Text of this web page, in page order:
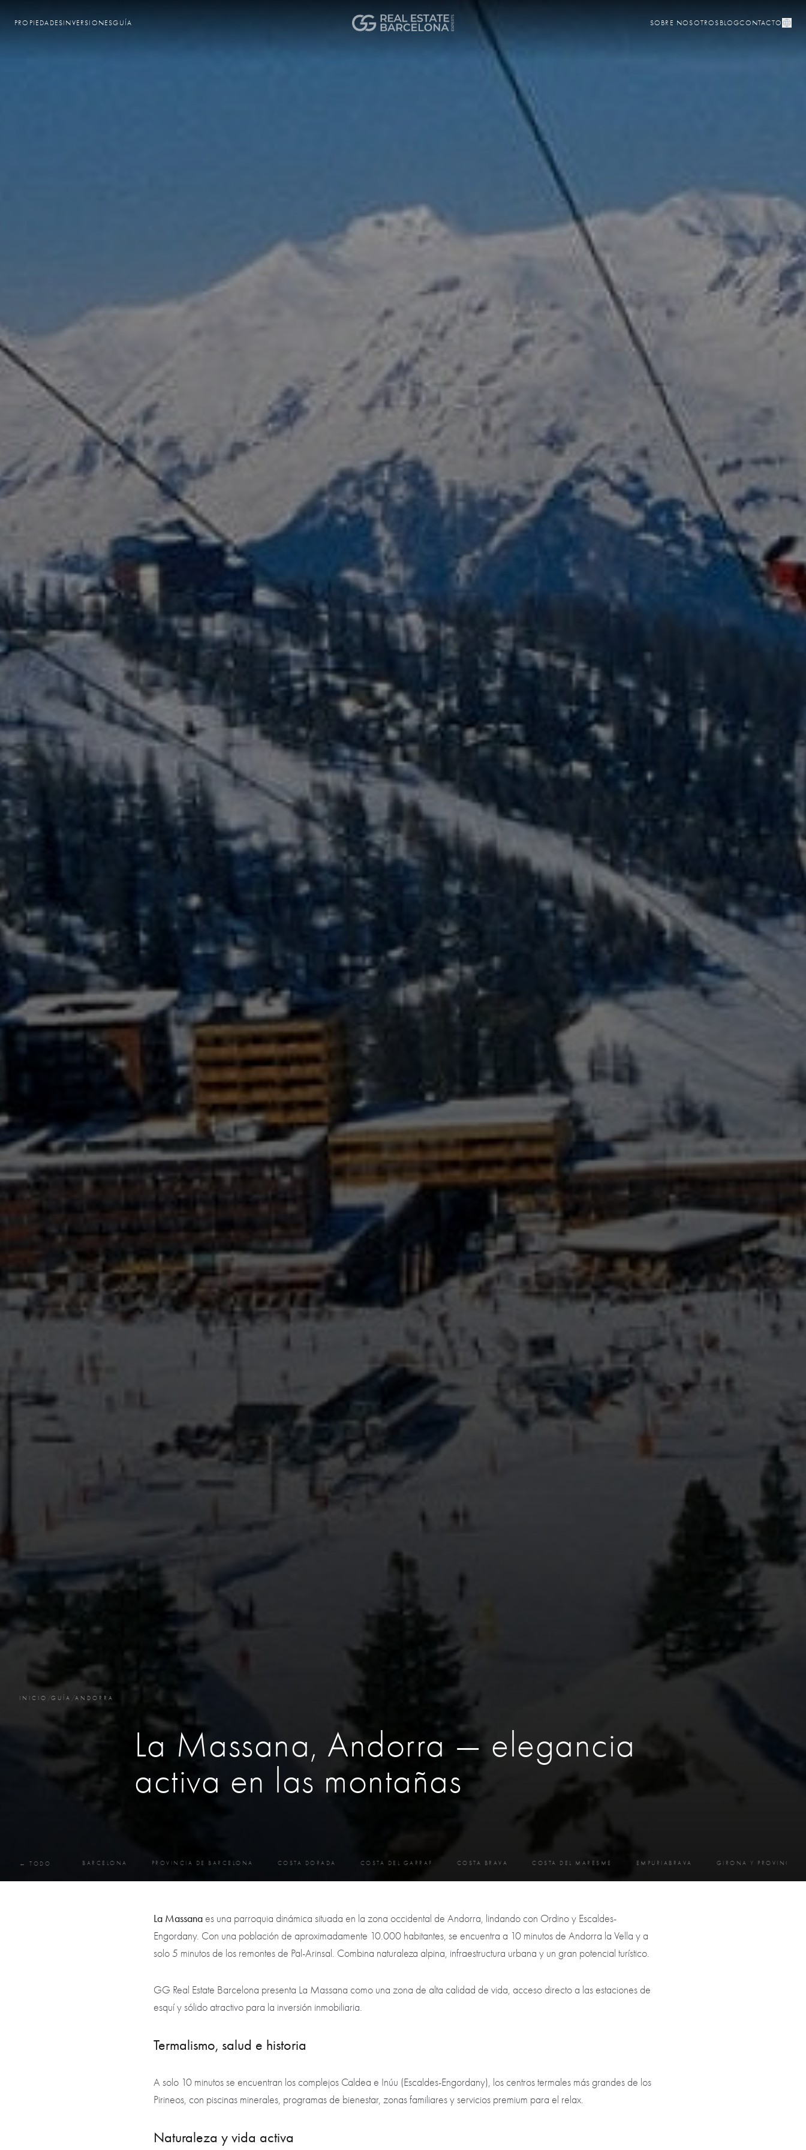
PROPIEDADESINVERSIONESGUÍA SOBRE NOSOTROS BLOGCONTACTO
INICIO /GUÍA /ANDORRA
La Massana, Andorra — elegancia
activa en las montañas
← TODO BARCELONA PROVINCIA DE BARCELONA COSTA DORADA COSTA DEL GARRAF COSTA BRAVA COSTA DEL MARESME EMPURIABRAVA GIRONA Y PROVINCIA
La Massanaes una parroquia dinámica situada en la zona occidental de Andorra, lindando con Ordino y Escaldes-
Engordany. Con una población de aproximadamente 10.000 habitantes, se encuentra a 10 minutos de Andorra la Vella y a
solo 5 minutos de los remontes de Pal-Arinsal. Combina naturaleza alpina, infraestructura urbana y un gran potencial turístico.
GG Real Estate Barcelona presenta La Massana como una zona de alta calidad de vida, acceso directo a las estaciones de
esquí y sólido atractivo para la inversión inmobiliaria.
Termalismo, salud e historia
A solo 10 minutos se encuentran los complejos Caldea e Inúu (Escaldes-Engordany), los centros termales más grandes de los
Pirineos, con piscinas minerales, programas de bienestar, zonas familiares y servicios premium para el relax.
Naturaleza y vida activa